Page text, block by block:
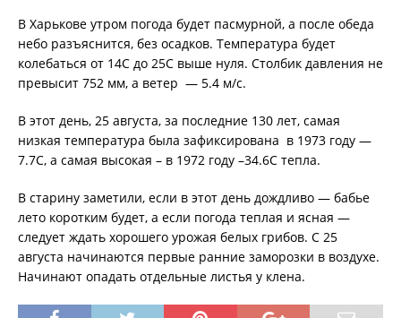
В Харькове утром погода будет пасмурной, а после обеда
небо разъяснится, без осадков. Температура будет
колебаться от 14С до 25С выше нуля. Столбик давления не
превысит 752 мм, а ветер — 5.4 м/с.
В этот день, 25 августа, за последние 130 лет, самая
низкая температура была зафиксирована в 1973 году —
7.7С, а самая высокая – в 1972 году –34.6С тепла.
В старину заметили, если в этот день дождливо — бабье
лето коротким будет, а если погода теплая и ясная —
следует ждать хорошего урожая белых грибов. С 25
августа начинаются первые ранние заморозки в воздухе.
Начинают опадать отдельные листья у клена.